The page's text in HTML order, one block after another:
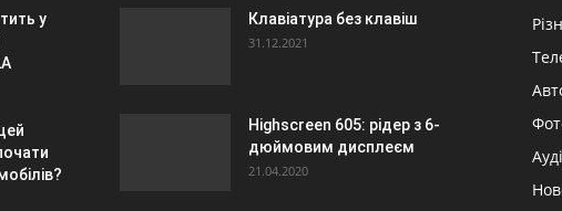
у
Клавіатура без клавіш
31.12.2021
Highscreen 605: рідер з 6-
дюймовим дисплеєм
21.04.2020